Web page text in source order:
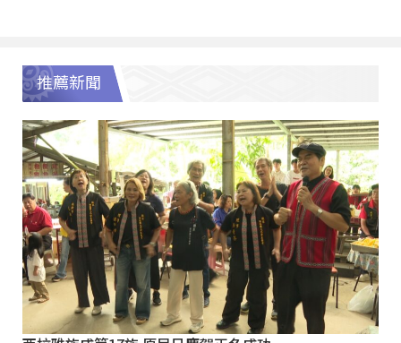
推薦新聞